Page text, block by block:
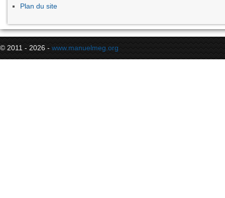
Plan du site
© 2011 - 2026 - www.manuelmeg.org